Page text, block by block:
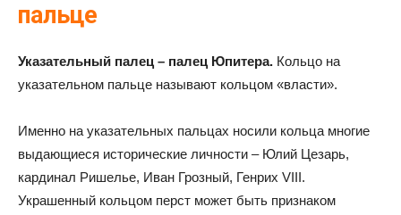
пальце
Указательный палец – палец Юпитера. Кольцо на
указательном пальце называют кольцом «власти».
Именно на указательных пальцах носили кольца многие
выдающиеся исторические личности – Юлий Цезарь,
кардинал Ришелье, Иван Грозный, Генрих VIII.
Украшенный кольцом перст может быть признаком